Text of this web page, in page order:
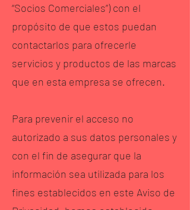
“Socios Comerciales”) con el
propósito de que estos puedan
contactarlos para ofrecerle
servicios y productos de las marcas
que en esta empresa se ofrecen.
Para prevenir el acceso no
autorizado a sus datos personales y
con el fin de asegurar que la
información sea utilizada para los
fines establecidos en este Aviso de